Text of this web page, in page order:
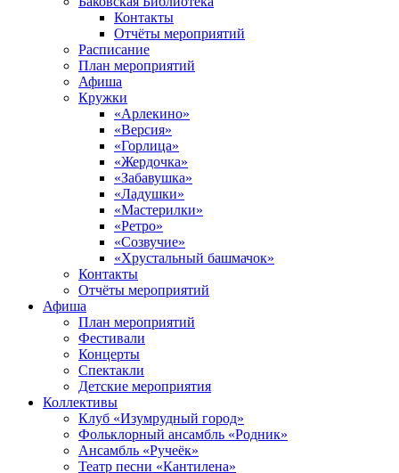
Контакты
Отчёты мероприятий
Расписание
План мероприятий
Афиша
Кружки
«Арлекино»
«Версия»
«Горлица»
«Жердочка»
«Забавушка»
«Ладушки»
«Мастерилки»
«Ретро»
«Созвучие»
«Хрустальный башмачок»
Контакты
Отчёты мероприятий
Афиша
План мероприятий
Фестивали
Концерты
Спектакли
Детские мероприятия
Коллективы
Клуб «Изумрудный город»
Фольклорный ансамбль «Родник»
Ансамбль «Ручеёк»
Театр песни «Кантилена»